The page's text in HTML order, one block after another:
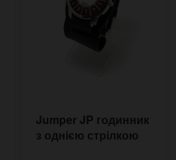
Jumper JP годинник
з однією стрілкою